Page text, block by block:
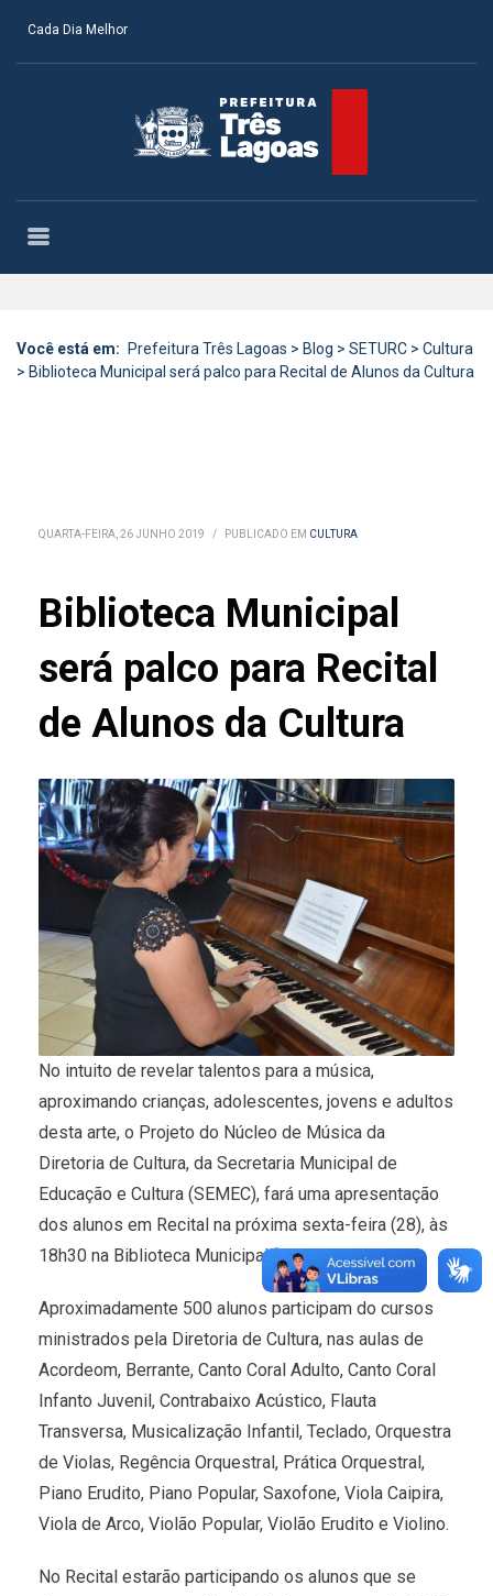
Cada Dia Melhor
Você está em: Prefeitura Três Lagoas > Blog > SETURC > Cultura
> Biblioteca Municipal será palco para Recital de Alunos da Cultura
QUARTA-FEIRA, 26 JUNHO 2019 / PUBLICADO EM CULTURA
Biblioteca Municipal
será palco para Recital
de Alunos da Cultura
No intuito de revelar talentos para a música,
aproximando crianças, adolescentes, jovens e adultos
desta arte, o Projeto do Núcleo de Música da
Diretoria de Cultura, da Secretaria Municipal de
Educação e Cultura (SEMEC), fará uma apresentação
dos alunos em Recital na próxima sexta-feira (28), às
18h30 na Biblioteca Municipal “Rosário Congro”.
Aproximadamente 500 alunos participam do cursos
ministrados pela Diretoria de Cultura, nas aulas de
Acordeom, Berrante, Canto Coral Adulto, Canto Coral
Infanto Juvenil, Contrabaixo Acústico, Flauta
Transversa, Musicalização Infantil, Teclado, Orquestra
de Violas, Regência Orquestral, Prática Orquestral,
Piano Erudito, Piano Popular, Saxofone, Viola Caipira,
Viola de Arco, Violão Popular, Violão Erudito e Violino.
No Recital estarão participando os alunos que se